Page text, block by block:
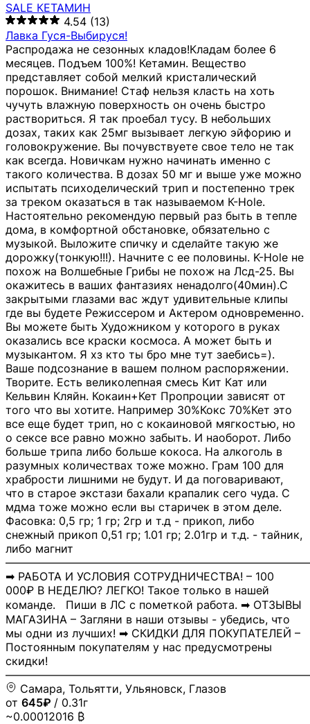
SALE КЕТАМИН
4.54 (13)
Лавка Гуся-Выбируся!
Распродажа не сезонных кладов!Кладам более 6
месяцев. Подъем 100%! Кетамин. Вещество
представляет собой мелкий кристалический
порошок. Внимание! Стаф нельзя класть на хоть
чучуть влажную поверхность он очень быстро
раствориться. Я так проебал тусу. В небольших
дозах, таких как 25мг вызывает легкую эйфорию и
головокружение. Вы почувствуете свое тело не так
как всегда. Новичкам нужно начинать именно с
такого количества. В дозах 50 мг и выше уже можно
испытать психоделический трип и постепенно трек
за треком оказаться в так называемом К-Hole.
Настоятельно рекомендую первый раз быть в тепле
дома, в комфортной обстановке, обязательно с
музыкой. Выложите спичку и сделайте такую же
дорожку(тонкую!!!). Начните с ее половины. K-Hole не
похож на Волшебные Грибы не похож на Лсд-25. Вы
окажитесь в ваших фантазиях ненадолго(40мин).С
закрытыми глазами вас ждут удивительные клипы
где вы будете Режиссером и Актером одновременно.
Вы можете быть Художником у которого в руках
оказались все краски космоса. А может быть и
музыкантом. Я хз кто ты бро мне тут заебись=).
Ваше подсознание в вашем полном распоряжении.
Творите. Есть великолепная смесь Кит Кат или
Кельвин Кляйн. Кокаин+Кет Пропроции зависят от
того что вы хотите. Например 30%Кокс 70%Кет это
все еще будет трип, но с кокаиновой мягкостью, но
о сексе все равно можно забыть. И наоборот. Либо
больше трипа либо больше кокоса. На алкоголь в
разумных количествах тоже можно. Грам 100 для
храбрости лишними не будут. И да поговаривают,
что в старое экстази бахали крапалик сего чуда. С
мдма тоже можно если вы старичек в этом деле.
Фасовка: 0,5 гр; 1 гр; 2гр и т.д - прикоп, либо
снежный прикоп 0,51 гр; 1.01 гр; 2.01гр и т.д. - тайник,
либо магнит
➡ РАБОТА И УСЛОВИЯ СОТРУДНИЧЕСТВА! – 100
000₽ В НЕДЕЛЮ? ЛЕГКО! Такое только в нашей
команде. Пиши в ЛС с пометкой работа. ➡ ОТЗЫВЫ
МАГАЗИНА – Загляни в наши отзывы - убедись, что
мы одни из лучших! ➡ СКИДКИ ДЛЯ ПОКУПАТЕЛЕЙ –
Постоянным покупателям у нас предусмотрены
скидки!
Самара, Тольятти, Ульяновск, Глазов
от 645₽ / 0.31г
~0.00012016 ₿